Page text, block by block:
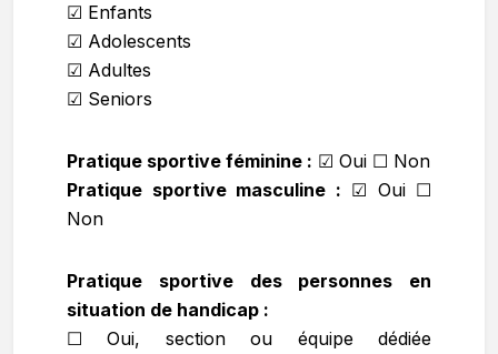
☑ Enfants
☑ Adolescents
☑ Adultes
☑ Seniors
Pratique sportive féminine : ☑ Oui ☐ Non
Pratique sportive masculine : ☑ Oui ☐
Non
Pratique sportive des personnes en
situation de handicap :
☐ Oui, section ou équipe dédiée